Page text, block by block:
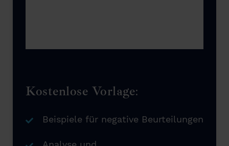
Kostenlose Vorlage:
Beispiele für negative Beurteilungen